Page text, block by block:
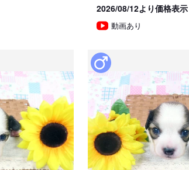
2026/08/12より価格表示
動画あり